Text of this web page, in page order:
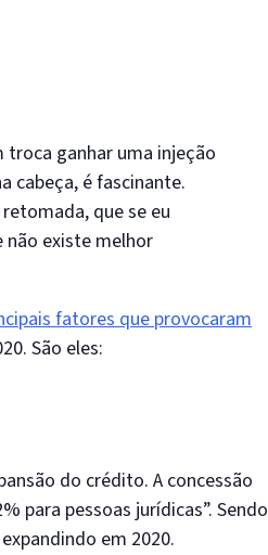
troca ganhar uma injeção
cabeça, é fascinante.
que se eu
não existe melhor
fatores que provocaram
São eles:
do crédito. A concessão
para pessoas jurídicas”. Sendo
em 2020.